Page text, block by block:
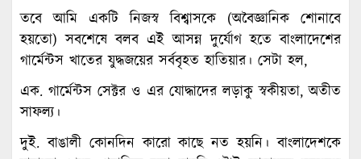
তবে আমি একটি নিজস্ব বিশ্বাসকে (অবৈজ্ঞানিক শোনাবে
হয়তো) সবশেষে বলব এই আসন্ন দুর্যোগ হতে বাংলাদেশের
গার্মেন্টস খাতের যুদ্ধজয়ের সর্ববৃহত হাতিয়ার। সেটা হল,
এক. গার্মেন্টস সেক্টর ও এর যোদ্ধাদের লড়াকু স্বকীয়তা, অতীত
সাফল্য।
দুই. বাঙালী কোনদিন কারো কাছে নত হয়নি। বাংলাদেশকে